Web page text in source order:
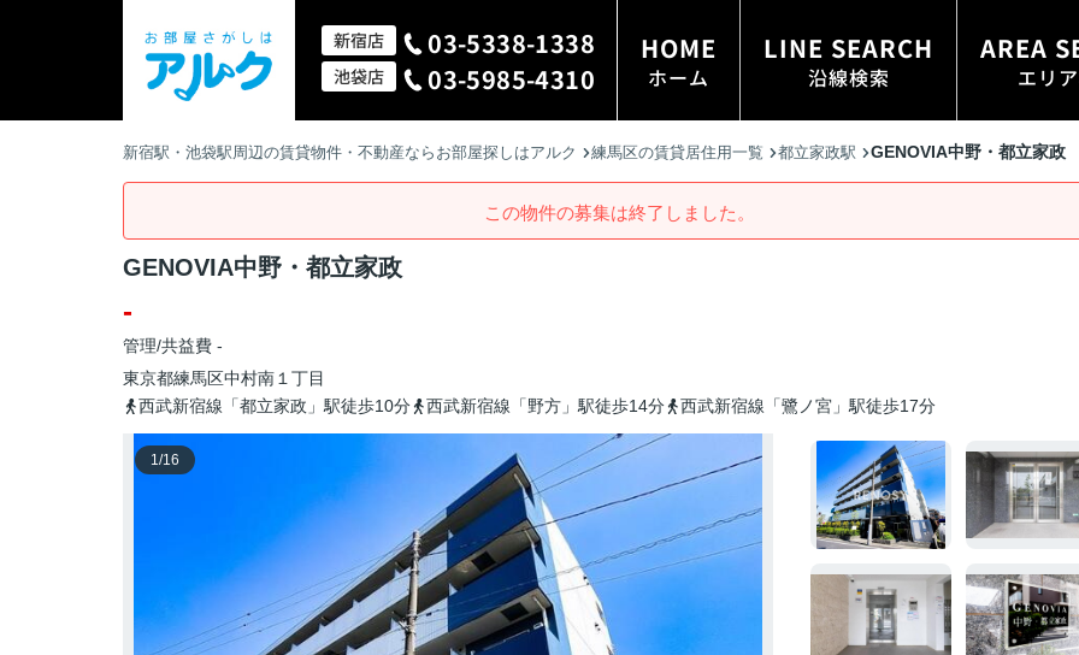
新宿店 03-5338-1338
池袋店 03-5985-4310
HOME
ホーム
LINE SEARCH
沿線検索
AREA
エリ
新宿駅・池袋駅周辺の賃貸物件・不動産ならお部屋探しはアルク 練馬区の賃貸居住用一覧 都立家政駅 GENOVIA中野・都立家政
この物件の募集は終了しました。
GENOVIA中野・都立家政
-
管理/共益費 -
東京都練馬区中村南 １丁目
西武新宿線「都立家政」駅徒歩10分
西武新宿線「野方」駅徒歩14分 西武新宿線「鷺ノ宮」駅徒歩17分
1/16